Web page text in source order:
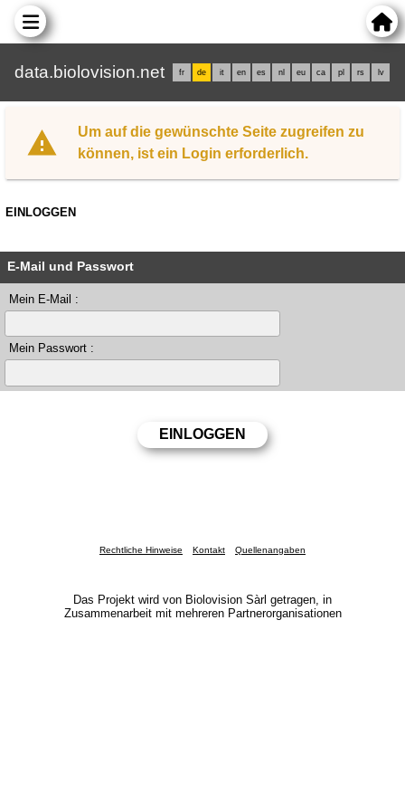
data.biolovision.net fr de it en es nl eu ca pl rs lv
Um auf die gewünschte Seite zugreifen zu
können, ist ein Login erforderlich.
EINLOGGEN
E-Mail und Passwort
Mein E-Mail :
Mein Passwort :
Rechtliche Hinweise Kontakt Quellenangaben
Das Projekt wird von Biolovision Sàrl getragen, in
Zusammenarbeit mit mehreren Partnerorganisationen